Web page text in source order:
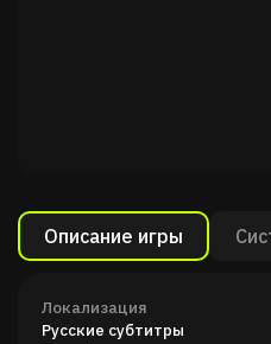
Описание игры
Локализация
Русские субтитры